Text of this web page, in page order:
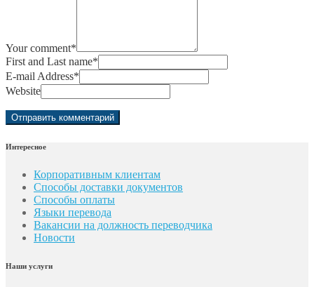
Your comment*
First and Last name*
E-mail Address*
Website
Интересное
Корпоративным клиентам
Способы доставки документов
Способы оплаты
Языки перевода
Вакансии на должность переводчика
Новости
Наши услуги